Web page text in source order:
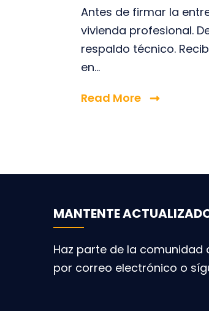
Antes de firmar la
vivienda profesional.
respaldo técnico.
en...
Read More
MANTENTE
Haz parte de la comunidad
por correo electrónico o